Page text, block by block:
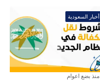
أخبار السعودية
منذ بضع اعوام